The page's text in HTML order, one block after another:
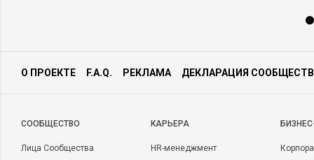
О ПРОЕКТЕ F.A.Q. РЕКЛАМА ДЕКЛАРАЦИЯ
CООБЩЕСТВО
Лица Сообщества
КАРЬЕРА
HR-менеджмент